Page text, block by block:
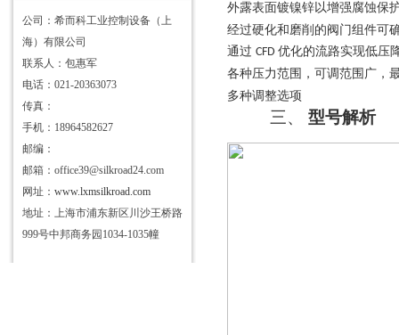
公司：希而科工业控制设备（上
海）有限公司
联系人：包惠军
电话：021-20363073
传真：
手机：18964582627
邮编：
邮箱：office39@silkroad24.com
网址： www.lxmsilkroad.com
地址：上海市浦东新区川沙王桥路
999号中邦商务园1034-1035幢
外露表面镀镍锌以增强腐蚀保
经过硬化和磨削的阀门组件可
通过 CFD 优化的流路实现低压
各种压力范围，可调范围广，
多种调整选项
三、 型号解析